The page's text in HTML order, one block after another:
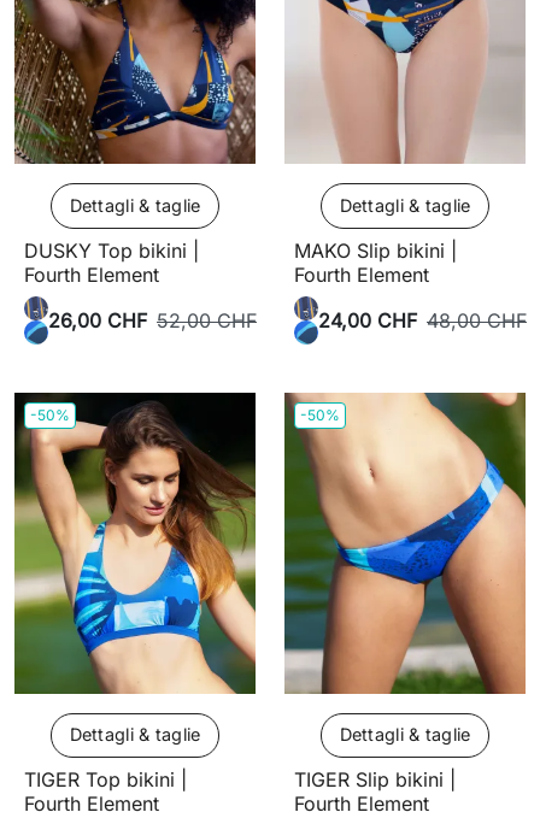
Dettagli & taglie
DUSKY Top bikini |
Fourth Element
26,00 CHF 52,00 CHF
Dettagli & taglie
MAKO Slip bikini |
Fourth Element
24,00 CHF 48,00 CHF
-50%
Dettagli & taglie
TIGER Top bikini |
Fourth Element
-50%
Dettagli & taglie
TIGER Slip bikini |
Fourth Element